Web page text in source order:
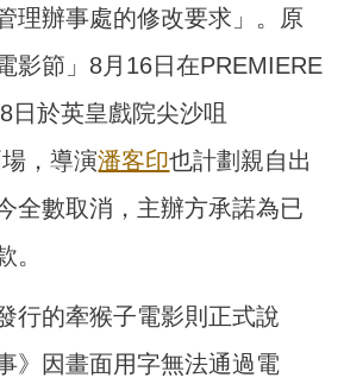
理辦事處的修改要求」。原
影節」8月16日在PREMIERE
日於英皇戲院尖沙咀
，導演潘客印也計劃親自出
全數取消，主辦方承諾為已
。
行的牽猴子電影則正式說
》因畫面用字無法通過電